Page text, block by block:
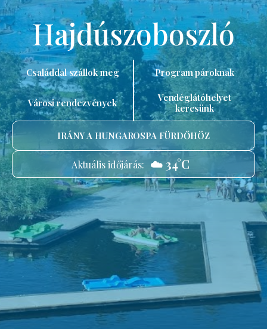
Hajdúszoboszló
Családdal szállok meg Program pároknak
Városi rendezvények
Vendéglátóhelyet
keresünk
IRÁNY A HUNGAROSPA FÜRDŐHÖZ
Aktuális időjárás: ☁️ 34°C